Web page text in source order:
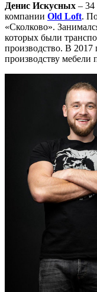
Денис Искусных – 34
компании Old Loft.
«Сколково».
которых были
производство. В
производству мебели